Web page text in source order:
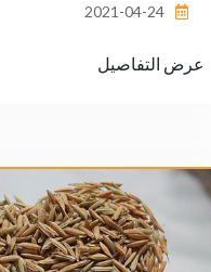
عرض التفاصيل